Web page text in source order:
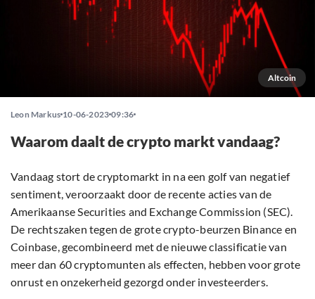
Altcoin
Leon Markus 10-06-2023 09:36
Waarom daalt de crypto markt vandaag?
Vandaag stort de cryptomarkt in na een golf van negatief
sentiment, veroorzaakt door de recente acties van de
Amerikaanse Securities and Exchange Commission (SEC).
De rechtszaken tegen de grote crypto-beurzen Binance en
Coinbase, gecombineerd met de nieuwe classificatie van
meer dan 60 cryptomunten als effecten, hebben voor grote
onrust en onzekerheid gezorgd onder investeerders.